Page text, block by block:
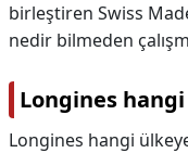
birleştiren Swiss
nedir bilmeden
Longines
Longines hangi